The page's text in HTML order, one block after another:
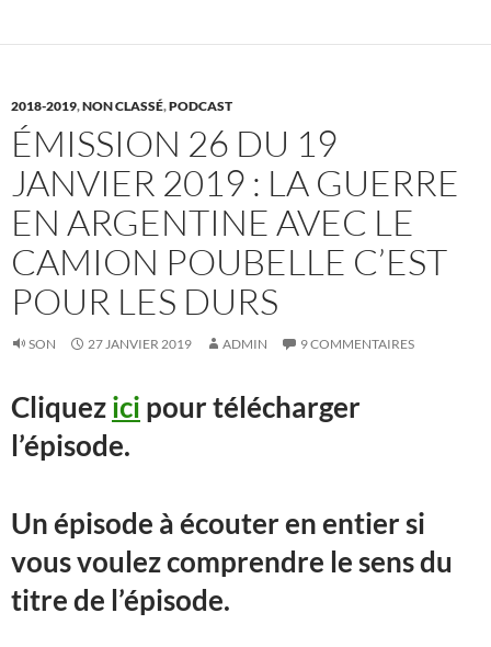
2018-2019,NON CLASSÉ,PODCAST
ÉMISSION 26 DU 19
JANVIER 2019 : LA GUERRE
EN ARGENTINE AVEC LE
CAMION POUBELLE C’EST
POUR LES DURS
SON 27 JANVIER 2019 ADMIN 9 COMMENTAIRES
Cliquezici pour télécharger
l’épisode.
Un épisode à écouter en entier si
vous voulez comprendre le sens du
titre de l’épisode.